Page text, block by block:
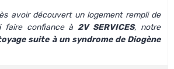
avoir découvert un logement rempli de
faire confiance à 2V SERVICES, notre
suite à un syndrome de Diogène